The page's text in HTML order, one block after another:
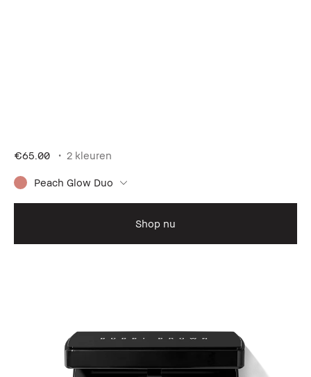
€65.00 2 kleuren
Peach Glow Duo
Shop nu